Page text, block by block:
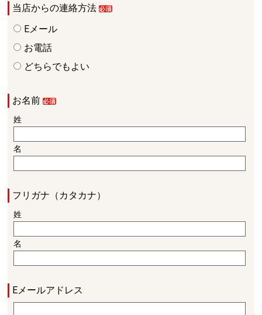
当店からの連絡方法
Eメール
お電話
どちらでもよい
お名前
姓
名
フリガナ（カタカナ）
姓
名
Eメールアドレス